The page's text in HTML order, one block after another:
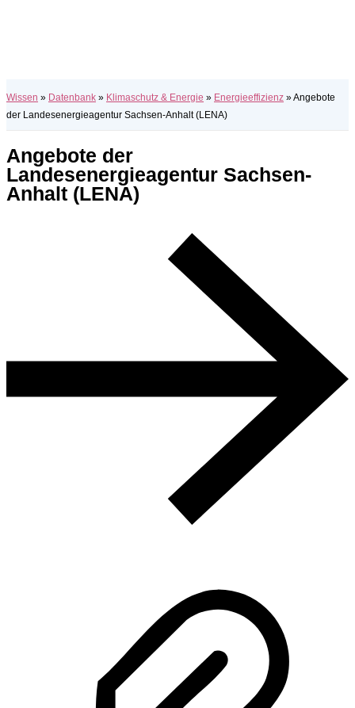
Wissen » Datenbank » Klimaschutz & Energie » Energieeffizienz »Angebote
der Landesenergieagentur Sachsen-Anhalt (LENA)
Angebote der
Landesenergieagentur Sachsen-
Anhalt (LENA)